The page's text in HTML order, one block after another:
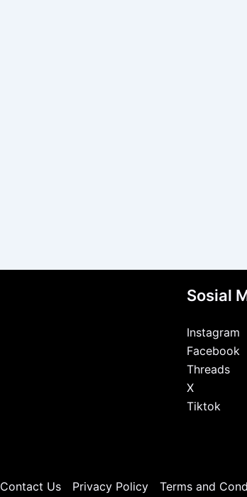
Sosial
Instagram
Facebook
Threads
X
Tiktok
Contact Us Privacy Policy Terms and